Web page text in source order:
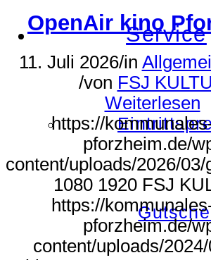
Service
OpenAir kino
11. Juli 2026/in
/von FSJ
Weiterlesen
https://
pforzheim.de/
content/uploads/2026/
1080 1920 FSJ
https://
pforzheim.de/
content/uploads/